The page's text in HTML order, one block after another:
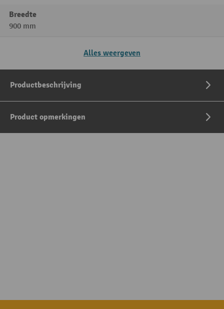
Breedte
900 mm
Alles weergeven
Productbeschrijving
Product opmerkingen